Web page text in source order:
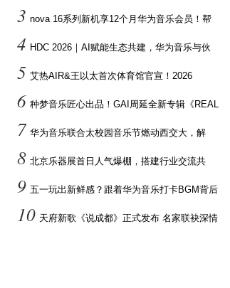
3 nova 16系列新机享12个月华为音乐会员！帮
4 HDC 2026｜AI赋能生态共建，华为音乐与伙
5 艾热AIR&王以太首次体育馆官宣！2026
6 种梦音乐匠心出品！GAI周延全新专辑《REAL
7 华为音乐联合太校园音乐节燃动西交大，解
8 北京乐器展首日人气爆棚，搭建行业交流共
9 五一玩出新鲜感？跟着华为音乐打卡BGM背后
10 天府新歌《说成都》正式发布 名家联袂深情